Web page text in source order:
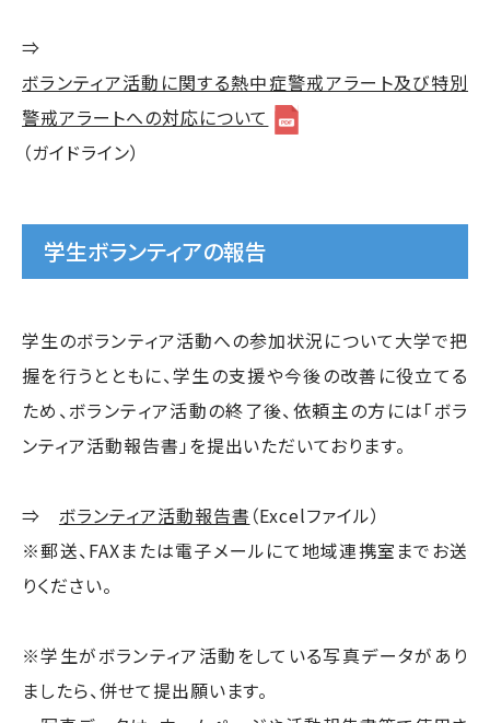
⇒
ボランティア活動に関する熱中症警戒アラート及び特別
警戒アラートへの対応について
（ガイドライン）
学生ボランティアの報告
学生のボランティア活動への参加状況について大学で把
握を行うとともに、学生の支援や今後の改善に役立てる
ため、ボランティア活動の終了後、依頼主の方には「ボラ
ンティア活動報告書」を提出いただいております。
⇒ ボランティア活動報告書 （Excelファイル）
※郵送、FAXまたは電子メールにて地域連携室までお送
りください。
※学生がボランティア活動をしている写真データがあり
ましたら、併せて提出願います。